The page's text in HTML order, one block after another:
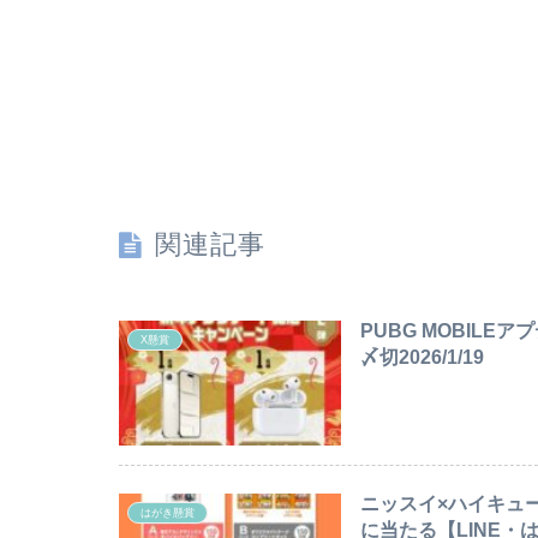
関連記事
X懸賞
PUBG MOBILEア
〆切2026/1/19
はがき懸賞
ニッスイ×ハイキュ
に当たる【LINE・